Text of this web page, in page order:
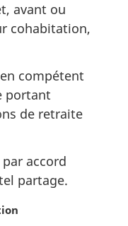
avant ou
cohabitation,
compétent
portant
de retraite
accord
partage.